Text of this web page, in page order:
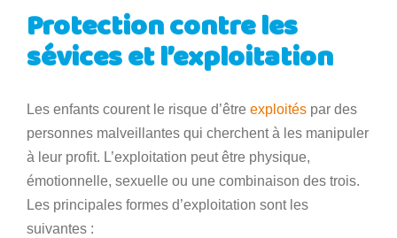
Protection contre les
sévices et l’exploitation
Les enfants courent le risque d’être exploités par des
personnes malveillantes qui cherchent à les manipuler
à leur profit. L’exploitation peut être physique,
émotionnelle, sexuelle ou une combinaison des trois.
Les principales formes d’exploitation sont les
suivantes :